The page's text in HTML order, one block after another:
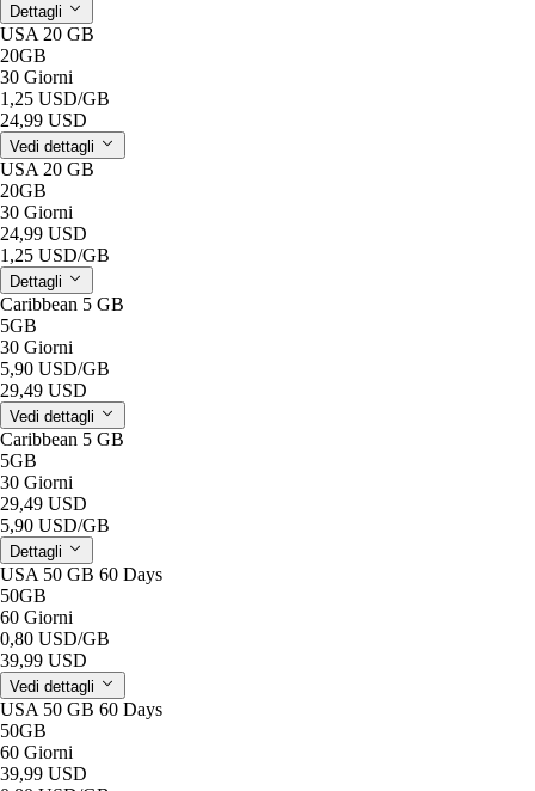
Dettagli
USA 20 GB
20GB
30 Giorni
1,25 USD/GB
24,99 USD
Vedi dettagli
USA 20 GB
20GB
30 Giorni
24,99 USD
1,25 USD/GB
Dettagli
Caribbean 5 GB
5GB
30 Giorni
5,90 USD/GB
29,49 USD
Vedi dettagli
Caribbean 5 GB
5GB
30 Giorni
29,49 USD
5,90 USD/GB
Dettagli
USA 50 GB 60 Days
50GB
60 Giorni
0,80 USD/GB
39,99 USD
Vedi dettagli
USA 50 GB 60 Days
50GB
60 Giorni
39,99 USD